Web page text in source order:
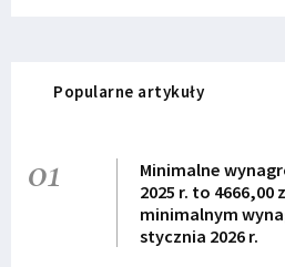
Popularne artykuły
01
Minimalne
2025 r. to 4666,00
minimalnym
stycznia 2026 r.